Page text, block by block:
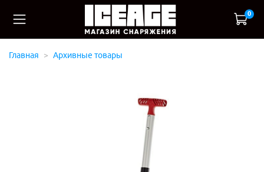
0
Главная Архивные товары